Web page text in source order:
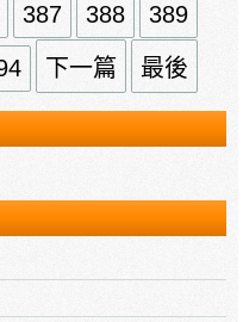
387 388 389
下一篇 最後